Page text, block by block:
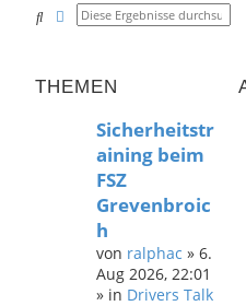
SucheErweiterte Suche
THEMEN
Sicherheitstr
aining beim
FSZ
Grevenbroic
h
von ralphac » 6.
Aug 2026, 22:01
» in Drivers Talk